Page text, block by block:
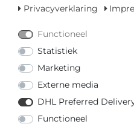
* incl. totaal Btw. excl.
Privacyverklaring
Functioneel
Statistiek
Marketing
Externe media
DHL Preferred
Functioneel